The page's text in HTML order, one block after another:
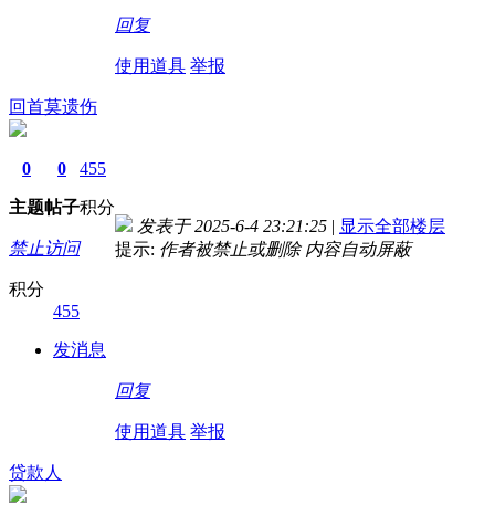
回复
使用道具 举报
回首莫遗伤
0
主题
0
帖子
455
积分
禁止访问
积分
455
发消息
发表于 2025-6-4 23:21:25 | 显示全部楼层
提示: 作者被禁止或删除 内容自动屏蔽
回复
使用道具 举报
贷款人